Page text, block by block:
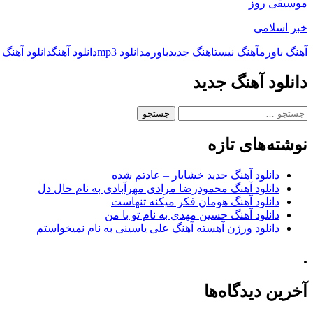
موسیقی روز
خبر اسلامی
آهنگ باورمآهنگ نیستاهنگ جدیدباورمدانلود mp3 دانلود آهنگدانلود
دانلود آهنگ جدید
جستجو
نوشته‌های تازه
دانلود آهنگ جدید خشایار – عادتم شده
دانلود آهنگ محمودرضا مرادی مهرآبادی به نام حال دل
دانلود آهنگ هومان فکر میکنه تنهاست
دانلود آهنگ حسین مهدی به نام تو با من
دانلود ورژن آهسته آهنگ علی یاسینی به نام نمیخواستم
.
آخرین دیدگاه‌ها